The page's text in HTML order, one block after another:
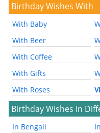
Birthday Wishes With
With Baby
With Beer
With Coffee
With Gifts
With Roses
Birthday Wishes In
In Bengali